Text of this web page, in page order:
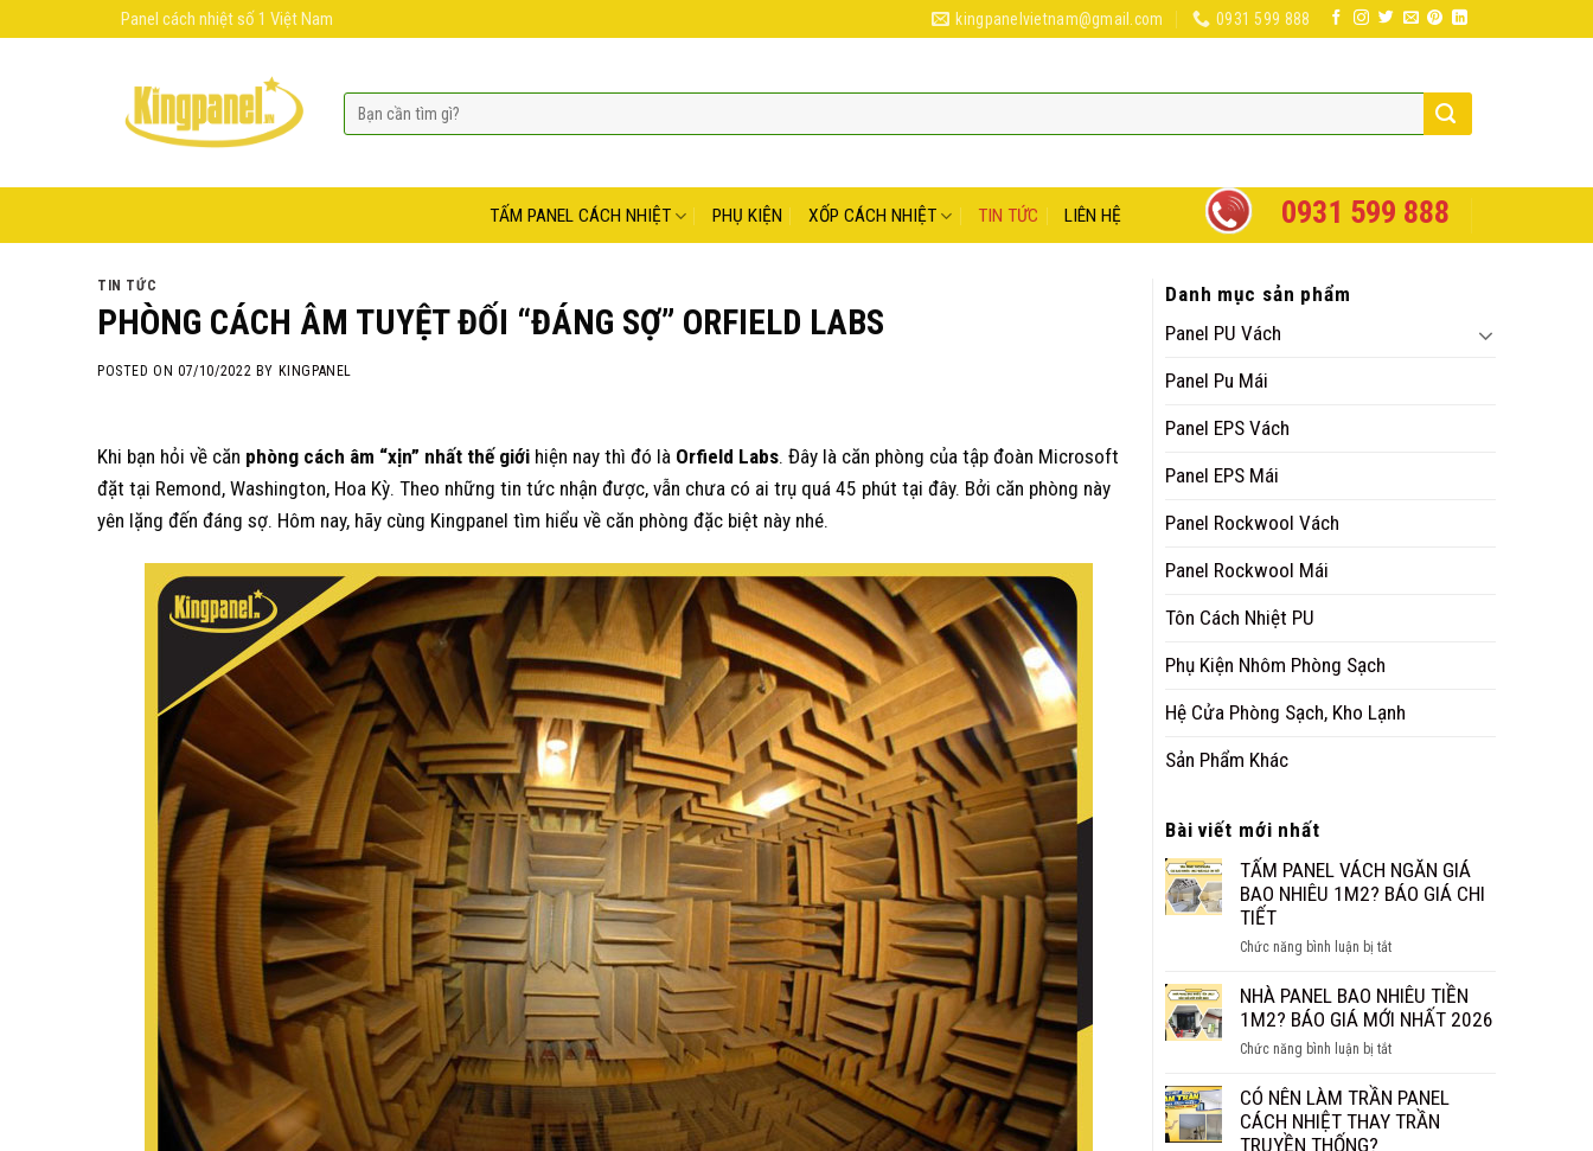
Panel cách nhiệt số 1 Việt Nam kingpanelvietnam@gmail.com 0931 599 888
TẤM PANEL CÁCH NHIỆT PHỤ KIỆN XỐP CÁCH NHIỆT TIN TỨC LIÊN HỆ 0931 599 888
TIN TỨC
PHÒNG CÁCH ÂM TUYỆT ĐỐI “ĐÁNG SỢ” ORFIELD LABS
POSTED ON07/10/2022 BY KINGPANEL
Khi bạn hỏi về căn phòng cách âm “xịn” nhất thế giới hiện nay thì đó là Orfield Labs. Đây là căn phòng của tập đoàn Microsoft
đặt tại Remond, Washington, Hoa Kỳ. Theo những tin tức nhận được, vẫn chưa có ai trụ quá 45 phút tại đây. Bởi căn phòng này
yên lặng đến đáng sợ. Hôm nay, hãy cùng Kingpanel tìm hiểu về căn phòng đặc biệt này nhé.
Danh mục sản phẩm
Panel PU Vách
Panel Pu Mái
Panel EPS Vách
Panel EPS Mái
Panel Rockwool Vách
Panel Rockwool Mái
Tôn Cách Nhiệt PU
Phụ Kiện Nhôm Phòng Sạch
Hệ Cửa Phòng Sạch, Kho Lạnh
Sản Phẩm Khác
Bài viết mới nhất
TẤM PANEL VÁCH NGĂN GIÁ
BAO NHIÊU 1M2? BÁO GIÁ CHI
TIẾT
Chức năng bình luận bị tắtở
PANEL
VÁCH
GIÁ
NHIÊU
1M2?
NHÀ PANEL BAO NHIÊU TIỀN
1M2? BÁO GIÁ MỚI NHẤT 2026
Chức năng bình luận bị tắtở
PANEL
BAO
CÓ NÊN LÀM TRẦN PANEL
CÁCH NHIỆT THAY TRẦN
TRUYỀN THỐNG?